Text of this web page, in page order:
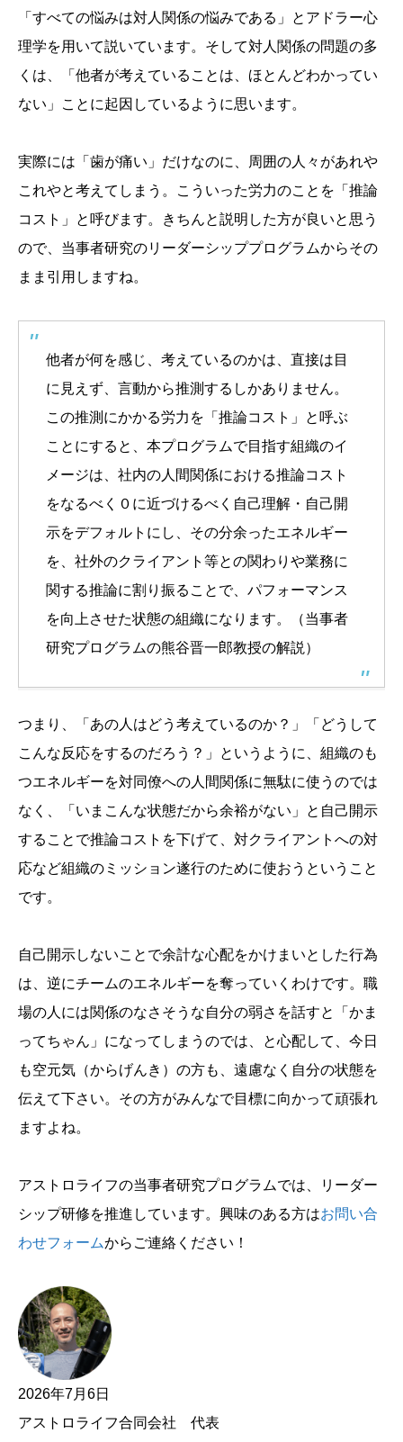
「すべての悩みは対人関係の悩みである」とアドラー心
理学を用いて説いています。そして対人関係の問題の多
くは、「他者が考えていることは、ほとんどわかってい
ない」ことに起因しているように思います。
実際には「歯が痛い」だけなのに、周囲の人々があれや
これやと考えてしまう。こういった労力のことを「推論
コスト」と呼びます。きちんと説明した方が良いと思う
ので、当事者研究のリーダーシッププログラムからその
まま引用しますね。
他者が何を感じ、考えているのかは、直接は目
に見えず、言動から推測するしかありません。
この推測にかかる労力を「推論コスト」と呼ぶ
ことにすると、本プログラムで目指す組織のイ
メージは、社内の人間関係における推論コスト
をなるべく０に近づけるべく自己理解・自己開
示をデフォルトにし、その分余ったエネルギー
を、社外のクライアント等との関わりや業務に
関する推論に割り振ることで、パフォーマンス
を向上させた状態の組織になります。（当事者
研究プログラムの熊谷晋一郎教授の解説）
つまり、「あの人はどう考えているのか？」「どうして
こんな反応をするのだろう？」というように、組織のも
つエネルギーを対同僚への人間関係に無駄に使うのでは
なく、「いまこんな状態だから余裕がない」と自己開示
することで推論コストを下げて、対クライアントへの対
応など組織のミッション遂行のために使おうということ
です。
自己開示しないことで余計な心配をかけまいとした行為
は、逆にチームのエネルギーを奪っていくわけです。職
場の人には関係のなさそうな自分の弱さを話すと「かま
ってちゃん」になってしまうのでは、と心配して、今日
も空元気（からげんき）の方も、遠慮なく自分の状態を
伝えて下さい。その方がみんなで目標に向かって頑張れ
ますよね。
アストロライフの当事者研究プログラムでは、リーダー
シップ研修を推進しています。興味のある方はお問い合
わせフォームからご連絡ください！
2026年7月6日
アストロライフ合同会社 代表